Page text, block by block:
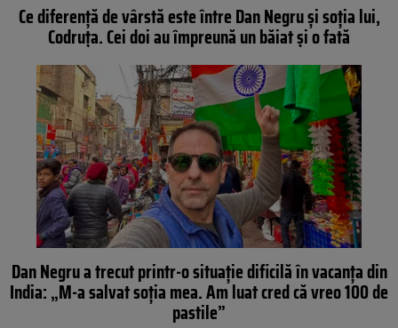
Ce diferență de vârstă este între Dan Negru și soția lui,
Codruța. Cei doi au împreună un băiat și o fată
Dan Negru a trecut printr-o situație dificilă în vacanța din
India: „M-a salvat soția mea. Am luat cred că vreo 100 de
pastile”